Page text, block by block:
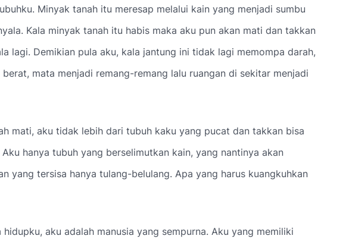
Minyak tanah itu meresap melalui kain yang menjadi sumbu
Kala minyak tanah itu habis maka aku pun akan mati dan takkan
lagi. Demikian pula aku, kala jantung ini tidak lagi memompa darah,
berat, mata menjadi remang-remang lalu ruangan di sekitar menjadi
mati, aku tidak lebih dari tubuh kaku yang pucat dan takkan bisa
hanya tubuh yang berselimutkan kain, yang nantinya akan
yang tersisa hanya tulang-belulang. Apa yang harus kuangkuhkan
hidupku, aku adalah manusia yang sempurna. Aku yang memiliki